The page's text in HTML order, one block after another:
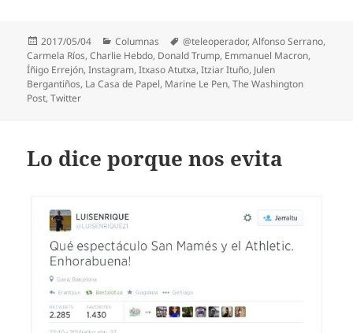
Publicado
el
2017/05/04 Categorías
Columnas Etiquetas
@teleoperador,Alfonso Serrano,
Carmela Ríos,Charlie Hebdo, Donald Trump, Emmanuel Macron,
Íñigo Errejón,Instagram,Itxaso Atutxa,Itziar Ituño, Julen
Bergantiños, La Casa de Papel, Marine Le Pen,The Washington
Post,Twitter
Lo dice porque nos evita